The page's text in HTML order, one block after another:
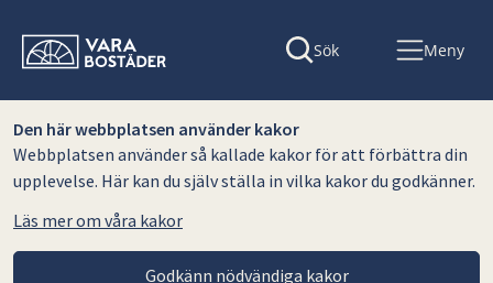
Den här webbplatsen använder kakor
Webbplatsen använder så kallade kakor för att förbättra din
upplevelse. Här kan du själv ställa in vilka kakor du godkänner.
Läs mer om våra kakor
Godkänn nödvändiga kakor
Sök Meny